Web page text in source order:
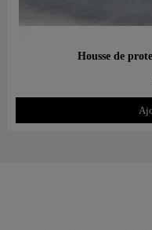
Housse de